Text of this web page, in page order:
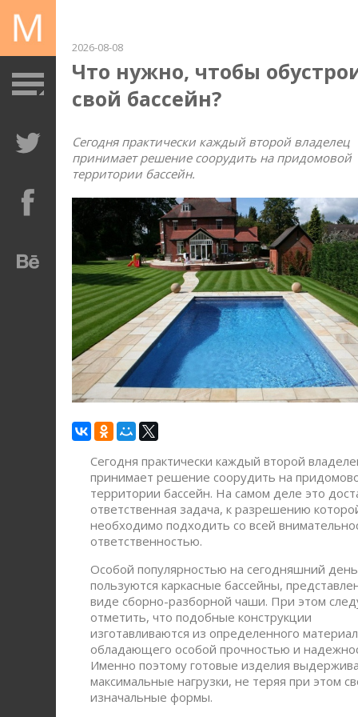
2026-08-08
Что нужно, чтобы
свой бассейн?
Сегодня практически каждый второй владелец
принимает решение соорудить на придомовой
территории бассейн.
Сегодня практически каждый второй
принимает решение соорудить на
территории бассейн. На самом деле это
ответственная задача, к разрешению
необходимо подходить со всей
ответственностью.
Особой популярностью на сегодняшний день
пользуются каркасные бассейны,
виде сборно-разборной чаши. При этом
отметить, что подобные конструкции
изготавливаются из определенного
обладающего особой прочностью и
Именно поэтому готовые изделия
максимальные нагрузки, не теряя при этом
изначальные формы.